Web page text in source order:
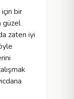
bir
güzel
zaten iyi